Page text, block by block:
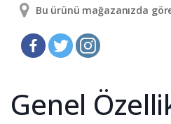
Bu ürünü mağazanızda
Genel